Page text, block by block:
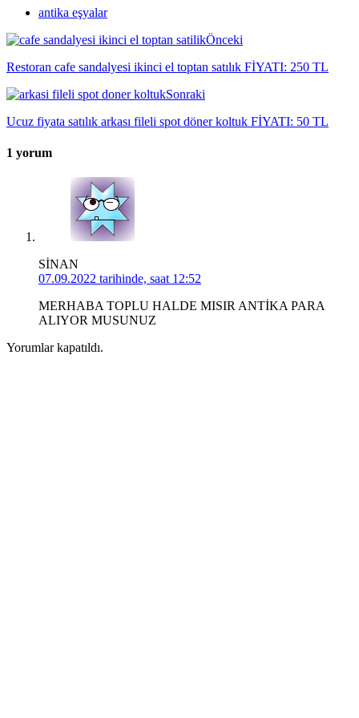
antika eşyalar
Önceki
Restoran cafe sandalyesi ikinci el toptan satılık FİYATI: 250 TL
Sonraki
Ucuz fiyata satılık arkası fileli spot döner koltuk FİYATI: 50 TL
1 yorum
SİNAN
07.09.2022 tarihinde, saat 12:52
MERHABA TOPLU HALDE MISIR ANTİKA PARA
ALIYOR MUSUNUZ
Yorumlar kapatıldı.